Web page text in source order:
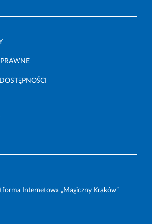
PRAWNE
Internetowa „Magiczny Kraków”